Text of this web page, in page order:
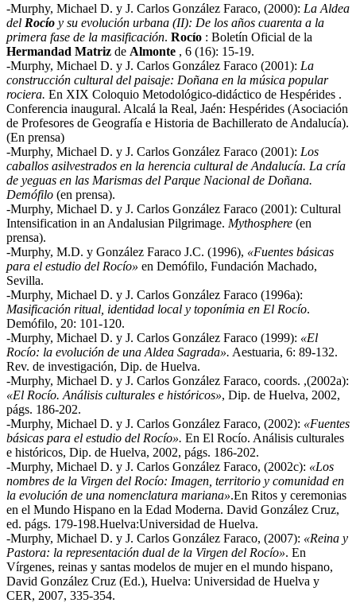
-Murphy, Michael D. y J. Carlos González Faraco, (2000): La Aldea
del Rocío y su evolución urbana (II): De los años cuarenta a la
primera fase de la masificación. Rocío : Boletín Oficial de la
Hermandad Matriz de Almonte , 6 (16): 15-19.
-Murphy, Michael D. y J. Carlos González Faraco (2001): La
construcción cultural del paisaje: Doñana en la música popular
rociera. En XIX Coloquio Metodológico-didáctico de Hespérides .
Conferencia inaugural. Alcalá la Real, Jaén: Hespérides (Asociación
de Profesores de Geografía e Historia de Bachillerato de Andalucía).
(En prensa)
-Murphy, Michael D. y J. Carlos González Faraco (2001): Los
caballos asilvestrados en la herencia cultural de Andalucía. La cría
de yeguas en las Marismas del Parque Nacional de Doñana.
Demófilo (en prensa).
-Murphy, Michael D. y J. Carlos González Faraco (2001): Cultural
Intensification in an Andalusian Pilgrimage. Mythosphere (en
prensa).
-Murphy, M.D. y González Faraco J.C. (1996), «Fuentes básicas
para el estudio del Rocío» en Demófilo, Fundación Machado,
Sevilla.
-Murphy, Michael D. y J. Carlos González Faraco (1996a):
Masificación ritual, identidad local y toponímia en El Rocío.
Demófilo, 20: 101-120.
-Murphy, Michael D. y J. Carlos González Faraco (1999): «El
Rocío: la evolución de una Aldea Sagrada». Aestuaria, 6: 89-132.
Rev. de investigación, Dip. de Huelva.
-Murphy, Michael D. y J. Carlos González Faraco, coords. ,(2002a):
«El Rocío. Análisis culturales e históricos», Dip. de Huelva, 2002,
págs. 186-202.
-Murphy, Michael D. y J. Carlos González Faraco, (2002): «Fuentes
básicas para el estudio del Rocío». En El Rocío. Análisis culturales
e históricos, Dip. de Huelva, 2002, págs. 186-202.
-Murphy, Michael D. y J. Carlos González Faraco, (2002c): «Los
nombres de la Virgen del Rocío: Imagen, territorio y comunidad en
la evolución de una nomenclatura mariana».En Ritos y ceremonias
en el Mundo Hispano en la Edad Moderna. David González Cruz,
ed. págs. 179-198.Huelva:Universidad de Huelva.
-Murphy, Michael D. y J. Carlos González Faraco, (2007): «Reina y
Pastora: la representación dual de la Virgen del Rocío». En
Vírgenes, reinas y santas modelos de mujer en el mundo hispano,
David González Cruz (Ed.), Huelva: Universidad de Huelva y
CER, 2007, 335-354.